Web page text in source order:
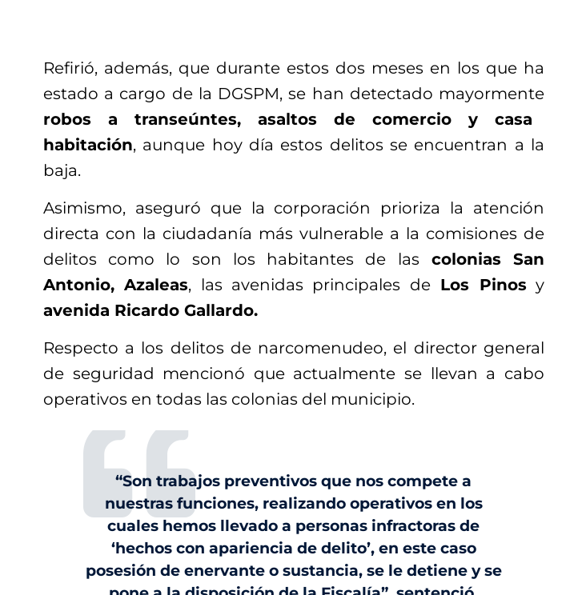
Refirió, además, que durante estos dos meses en los que ha
estado a cargo de la DGSPM, se han detectado mayormente
robos a transeúntes, asaltos de comercio y casa
habitación, aunque hoy día estos delitos se encuentran a la
baja.
Asimismo, aseguró que la corporación prioriza la atención
directa con la ciudadanía más vulnerable a la comisiones de
delitos como lo son los habitantes de las colonias San
Antonio, Azaleas, las avenidas principales deLos Pinos y
avenida Ricardo Gallardo.
Respecto a los delitos de narcomenudeo, el director general
de seguridad mencionó que actualmente se llevan a cabo
operativos en todas las colonias del municipio.
“Son trabajos preventivos que nos compete a
nuestras funciones, realizando operativos en los
cuales hemos llevado a personas infractoras de
‘hechos con apariencia de delito’, en este caso
posesión de enervante o sustancia, se le detiene y se